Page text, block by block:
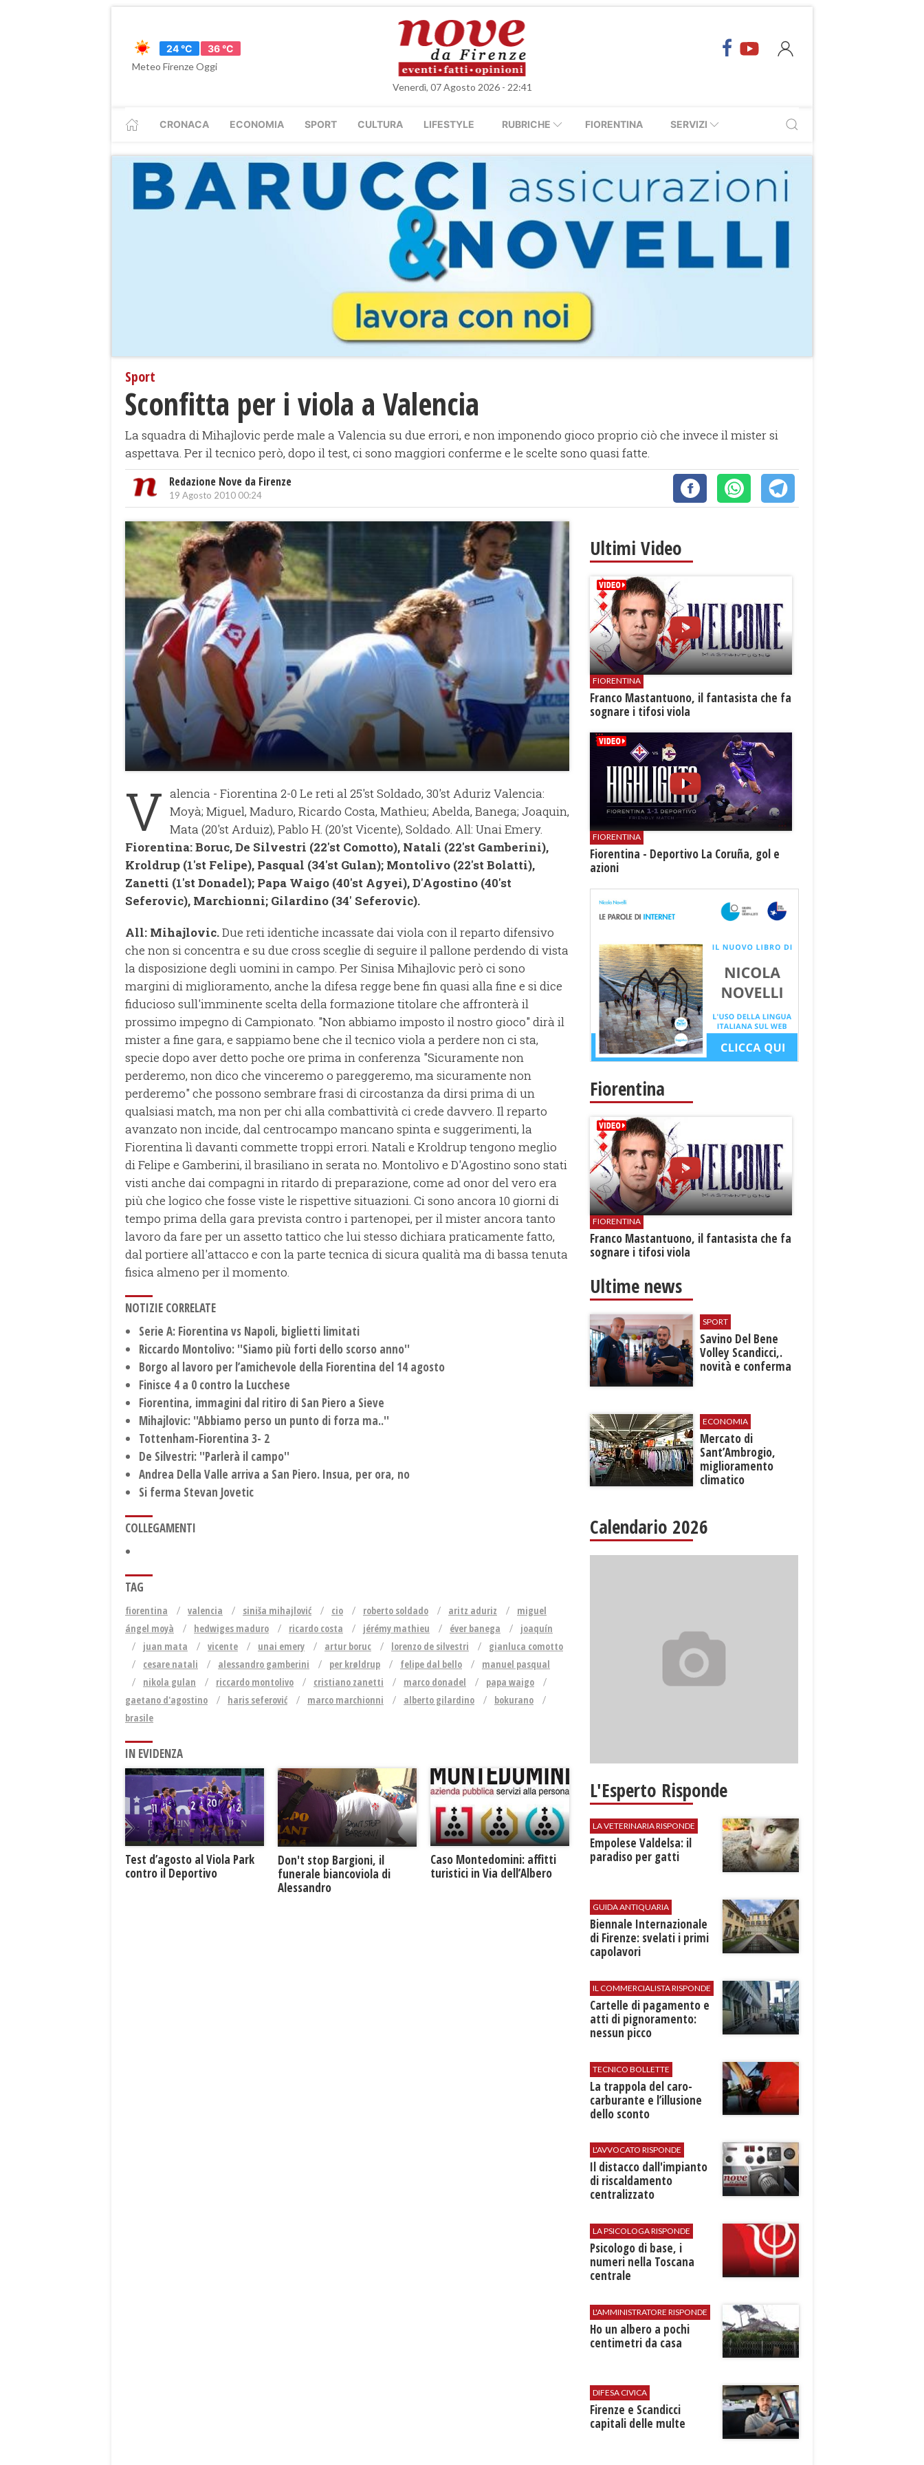
24 °C
36 °C
Meteo Firenze Oggi
Venerdì, 07 Agosto 2026 - 22:41
CRONACA ECONOMIA SPORT CULTURA LIFESTYLE RUBRICHE FIORENTINA SERVIZI
Sport
Sconfitta per i viola a Valencia
La squadra di Mihajlovic perde male a Valencia su due errori, e non imponendo gioco proprio ciò che invece il mister si
aspettava. Per il tecnico però, dopo il test, ci sono maggiori conferme e le scelte sono quasi fatte.
Redazione Nove da Firenze
19 Agosto 2010 00:24
V alencia - Fiorentina 2-0 Le reti al 25'st Soldado, 30'st Aduriz Valencia:
Moyà; Miguel, Maduro, Ricardo Costa, Mathieu; Abelda, Banega; Joaquin,
Mata (20'st Arduiz), Pablo H. (20'st Vicente), Soldado. All: Unai Emery.
Fiorentina: Boruc, De Silvestri (22'st Comotto), Natali (22'st Gamberini),
Kroldrup (1'st Felipe), Pasqual (34'st Gulan); Montolivo (22'st Bolatti),
Zanetti (1'st Donadel); Papa Waigo (40'st Agyei), D'Agostino (40'st
Seferovic), Marchionni; Gilardino (34' Seferovic).
All: Mihajlovic.Due reti identiche incassate dai viola con il reparto difensivo
che non si concentra e su due cross sceglie di seguire il pallone perdendo di vista
la disposizione degli uomini in campo. Per Sinisa Mihajlovic però ci sono
margini di miglioramento, anche la difesa regge bene fin quasi alla fine e si dice
fiducioso sull'imminente scelta della formazione titolare che affronterà il
prossimo impegno di Campionato. "Non abbiamo imposto il nostro gioco" dirà il
mister a fine gara, e sappiamo bene che il tecnico viola a perdere non ci sta,
specie dopo aver detto poche ore prima in conferenza "Sicuramente non
perderemo, non dico che vinceremo o pareggeremo, ma sicuramente non
perderemo" che possono sembrare frasi di circostanza da dirsi prima di un
qualsiasi match, ma non per chi alla combattività ci crede davvero. Il reparto
avanzato non incide, dal centrocampo mancano spinta e suggerimenti, la
Fiorentina lì davanti commette troppi errori. Natali e Kroldrup tengono meglio
di Felipe e Gamberini, il brasiliano in serata no. Montolivo e D'Agostino sono stati
visti anche dai compagni in ritardo di preparazione, come ad onor del vero era
più che logico che fosse viste le rispettive situazioni. Ci sono ancora 10 giorni di
tempo prima della gara prevista contro i partenopei, per il mister ancora tanto
lavoro da fare per un assetto tattico che lui stesso dichiara praticamente fatto,
dal portiere all'attacco e con la parte tecnica di sicura qualità ma di bassa tenuta
fisica almeno per il momento.
NOTIZIE CORRELATE
Serie A: Fiorentina vs Napoli, biglietti limitati
Riccardo Montolivo: ''Siamo più forti dello scorso anno''
Borgo al lavoro per l’amichevole della Fiorentina del 14 agosto
Finisce 4 a 0 contro la Lucchese
Fiorentina, immagini dal ritiro di San Piero a Sieve
Mihajlovic: ''Abbiamo perso un punto di forza ma..''
Tottenham-Fiorentina 3- 2
De Silvestri: ''Parlerà il campo''
Andrea Della Valle arriva a San Piero. Insua, per ora, no
Si ferma Stevan Jovetic
COLLEGAMENTI
TAG
fiorentina valencia siniša mihajlović cio roberto soldado aritz aduriz
miguel
ángel moyà
hedwiges maduro ricardo costa jérémy mathieu éver banega
joaquín
juan mata
vicente unai emery artur boruc lorenzo de silvestri
gianluca comotto
cesare natali
alessandro gamberini per krøldrup felipe dal bello
manuel pasqual
nikola gulan
riccardo montolivo cristiano zanetti marco donadel
papa waigo
gaetano d'agostino
haris seferović marco marchionni alberto gilardino
bokurano
brasile
IN EVIDENZA
Test d’agosto al Viola Park
contro il Deportivo
Don't stop Bargioni, il
funerale biancoviola di
Alessandro
Caso Montedomini: affitti
turistici in Via dell’Albero
Ultimi Video
FIORENTINA
Franco Mastantuono, il fantasista che fa
sognare i tifosi viola
FIORENTINA
Fiorentina - Deportivo La Coruña, gol e
azioni
Fiorentina
FIORENTINA
Franco Mastantuono, il fantasista che fa
sognare i tifosi viola
Ultime news
SPORT
Savino Del Bene
Volley Scandicci,.
novità e conferma
ECONOMIA
Mercato di
Sant’Ambrogio,
miglioramento
climatico
Calendario 2026
L'Esperto Risponde
LA VETERINARIA RISPONDE
Empolese Valdelsa: il
paradiso per gatti
GUIDA ANTIQUARIA
Biennale Internazionale
di Firenze: svelati i primi
capolavori
IL COMMERCIALISTA RISPONDE
Cartelle di pagamento e
atti di pignoramento:
nessun picco
TECNICO BOLLETTE
​La trappola del caro-
carburante e l’illusione
dello sconto
L'AVVOCATO RISPONDE
Il distacco dall'impianto
di riscaldamento
centralizzato
LA PSICOLOGA RISPONDE
Psicologo di base, i
numeri nella Toscana
centrale
L'AMMINISTRATORE RISPONDE
Ho un albero a pochi
centimetri da casa
DIFESA CIVICA
Firenze e Scandicci
capitali delle multe